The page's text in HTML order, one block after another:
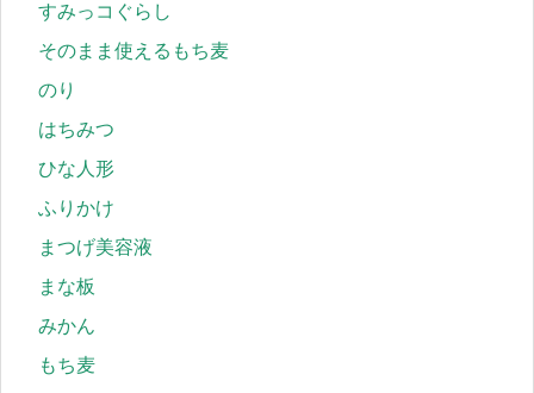
すみっコぐらし
そのまま使えるもち麦
のり
はちみつ
ひな人形
ふりかけ
まつげ美容液
まな板
みかん
もち麦